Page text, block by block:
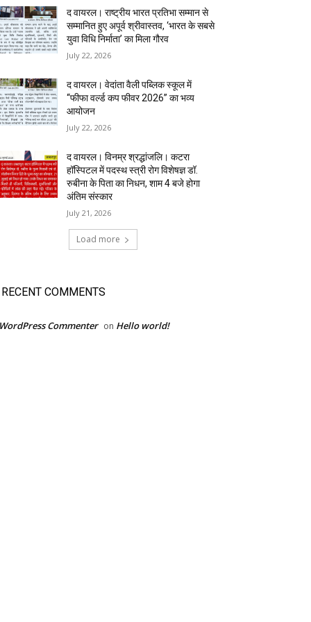
द वायरल। राष्ट्रीय भारत प्रतिभा सम्मान से
सम्मानित हुए अपूर्व श्रीवास्तव, ‘भारत के सबसे
युवा विधि निर्माता’ का मिला गौरव
July 22, 2026
द वायरल। वेदांता वैली पब्लिक स्कूल में
“फीफा वर्ल्ड कप फीवर 2026” का भव्य
आयोजन
July 22, 2026
द वायरल। विनम्र श्रद्धांजलि। कटरा
हॉस्पिटल में पदस्थ स्त्री रोग विशेषज्ञ डॉ.
रुबीना के पिता का निधन, शाम 4 बजे होगा
अंतिम संस्कार
July 21, 2026
Load more
RECENT COMMENTS
Commenter on Hello world!